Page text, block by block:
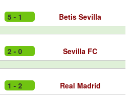
5 - 1 Betis Sevilla
2 - 0 Sevilla FC
1 - 2 Real Madrid